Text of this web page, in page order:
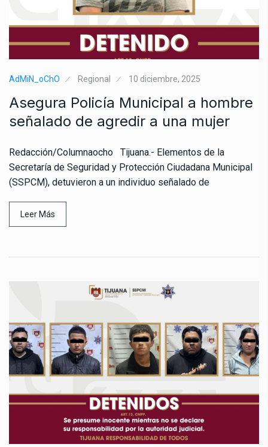
AdMiN_oChO Regional 10 diciembre, 2025
Asegura Policía Municipal a hombre
señalado de agredir a una mujer
Redacción/Columnaocho Tijuana.- Elementos de la
Secretaría de Seguridad y Protección Ciudadana Municipal
(SSPCM), detuvieron a un individuo señalado de
Leer Más